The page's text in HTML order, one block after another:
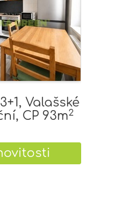
Valašské
CP 93m2